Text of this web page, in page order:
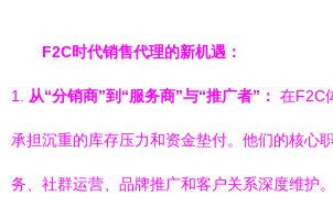
F2C时代销售代理的新机遇：
1. 从“分销商”到“服务商”与“推广者”： 在F2C
承担沉重的库存压力和资金垫付。他们的核心
务、社群运营、品牌推广和客户关系深度维护